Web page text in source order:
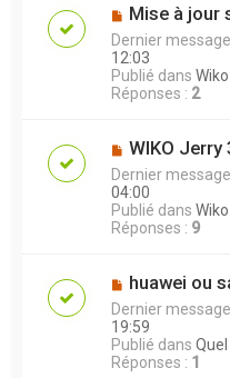
Mise à jour
Dernier
12:03
Publié dans Wiko
Réponses : 2
WIKO
Dernier
04:00
Publié dans Wiko
Réponses : 9
huawei ou
Dernier
19:59
Publié dans
Réponses : 1